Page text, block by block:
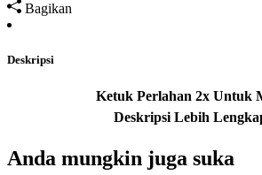
Bagikan
Deskripsi
Anda mungkin juga suka